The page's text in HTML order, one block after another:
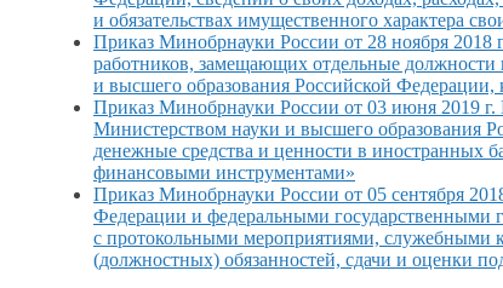
и обязательствах имущественного характера
Приказ Минобрнауки России от 28 ноября 2018
работников, замещающих отдельные должности
и высшего образования Российской Федерации,
Приказ Минобрнауки России от 03 июня 2019 г.
Министерством науки и высшего образования
денежные средства и ценности в иностранных
финансовыми инструментами»
Приказ Минобрнауки России от 05 сентября
Федерации и федеральными государственными
с протокольными мероприятиями, служебными
(должностных) обязанностей, сдачи и оценки